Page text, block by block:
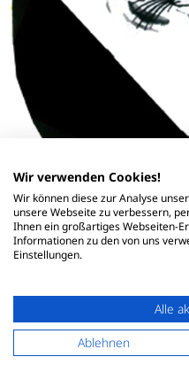
SV Schashagen-Pelzerhaken
Susanne Röben-Müller
Deutschland
0174/6144000
steffi.l1981@yahoo.de
Wir verwenden Cookies!
Wir können diese zur Analyse
unsere Webseite zu verbessern,
Ihnen ein großartiges Webseiten-
Informationen zu den von uns
Einstellungen.
Alle
Ablehnen